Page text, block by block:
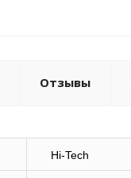
Отзывы
Hi-Tech